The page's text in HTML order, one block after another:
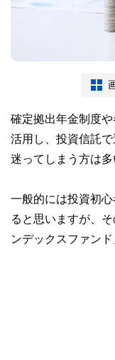
確定拠出年金制度
活用し、投資信託
迷ってしまう方は多
一般的には投資初
ると思いますが、
ンデックスファン